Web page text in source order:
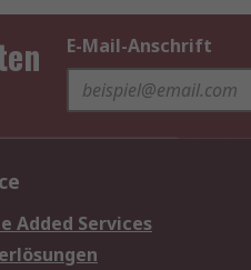
E-Mail-Anschrift
Added Services